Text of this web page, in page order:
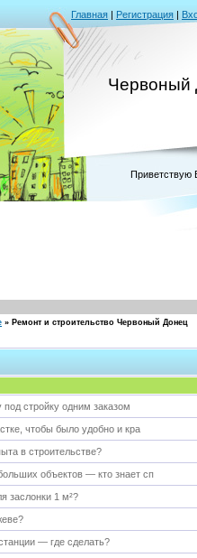
Главная | Регистрация |
Червоный
Приветствую
» Ремонт и строительство Червоный Донец
под стройку одним заказом
чтобы было удобно и кра
в строительстве?
объектов — кто знает сп
заслонки 1 м²?
— где сделать?